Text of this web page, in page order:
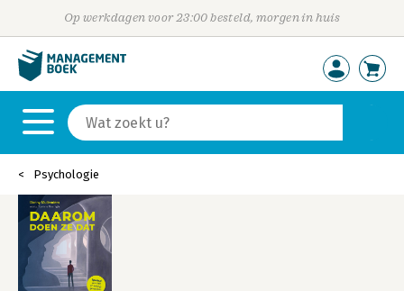
Op werkdagen voor 23:00 besteld, morgen in huis
Psychologie